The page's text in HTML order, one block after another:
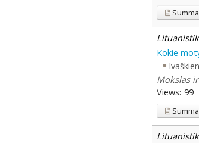
Kokie
Mokslas
Views: 99